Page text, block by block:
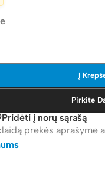
Į
Pirkite
Pridėti į norų sąrašą
prekės aprašyme